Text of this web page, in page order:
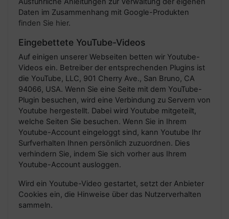
Daten im Zusammenhang mit Google-Produkten
finden Sie hier.
Eingebettete YouTube-Videos
Auf einigen unserer Webseiten betten wir Youtube-
Videos ein. Betreiber der entsprechenden Plugins ist
die YouTube, LLC, 901 Cherry Ave., San Bruno, CA
94066, USA. Wenn Sie eine Seite mit dem YouTube-
Plugin besuchen, wird eine Verbindung zu Servern von
Youtube hergestellt. Dabei wird Youtube mitgeteilt,
welche Seiten Sie besuchen. Wenn Sie in Ihrem
Youtube-Account eingeloggt sind, kann Youtube Ihr
Surfverhalten Ihnen persönlich zuzuordnen. Dies
verhindern Sie, indem Sie sich vorher aus Ihrem
Youtube-Account ausloggen.
Wird ein Youtube-Video gestartet, setzt der Anbieter
Cookies ein, die Hinweise über das Nutzerverhalten
sammeln.